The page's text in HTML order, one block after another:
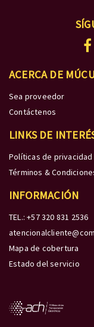
ACERCA DE
Sea proveedor
Contáctenos
LINKS DE
Políticas de privacidad
Términos &
INFORMACIÓN
TEL.: +57 320 831 2536
Mapa de cobertura
Estado del servicio